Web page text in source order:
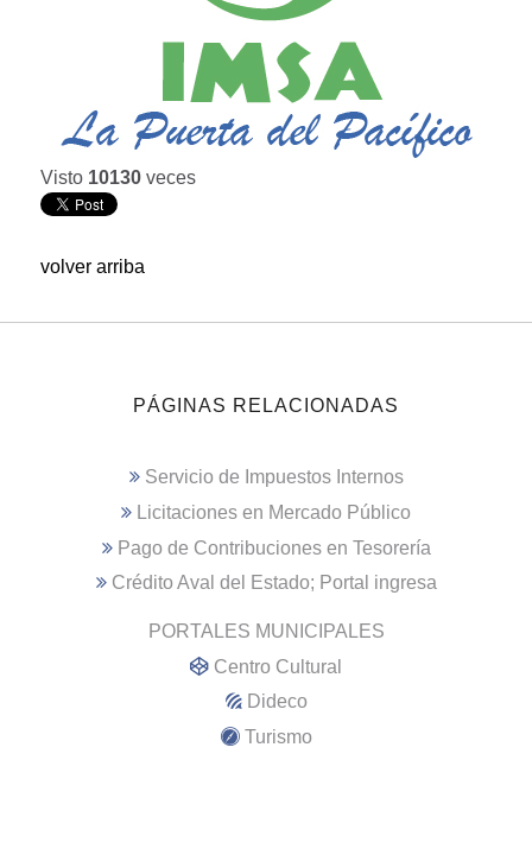
Visto 10130 veces
volver arriba
PÁGINAS RELACIONADAS
Servicio de Impuestos Internos
Licitaciones en Mercado Público
Pago de Contribuciones en Tesorería
Crédito Aval del Estado; Portal ingresa
PORTALES MUNICIPALES
Centro Cultural
Dideco
Turismo